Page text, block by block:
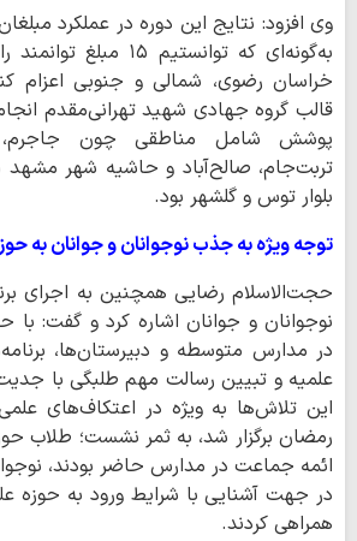
وی افزود: نتایج این دوره در عملکرد
به‌گونه‌ای که توانستیم
خراسان رضوی، شمالی و جنوبی اعزام
قالب گروه جهادی شهید تهرانی‌مقدم
پوشش شامل مناطقی چون جاجرم،
تربت‌جام، صالح‌آباد و حاشیه شهر مشهد
بلوار توس و گلشهر بود.
توجه ویژه به جذب نوجوانان و جوانان به
حجت‌الاسلام رضایی همچنین به اجرای
نوجوانان و جوانان اشاره کرد و گفت:
در مدارس متوسطه و دبیرستان‌ها،
علمیه و تبیین رسالت مهم طلبگی با
این تلاش‌ها به ویژه در اعتکاف‌های
رمضان برگزار شد، به ثمر نشست؛ طلاب
ائمه جماعت در مدارس حاضر بودند،
در جهت آشنایی با شرایط ورود به حوزه
همراهی کردند.